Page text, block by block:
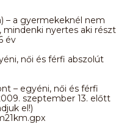
– a gyermekeknél nem
nyertes aki részt
év
női és férfi abszolút
– egyéni, női és férfi
szeptember 13. előtt
el!)